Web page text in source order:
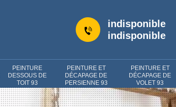
indisponible
indisponible
PEINTURE
DESSOUS DE
TOIT 93
PEINTURE ET
DÉCAPAGE DE
PERSIENNE 93
PEINTURE ET
DÉCAPAGE DE
VOLET 93